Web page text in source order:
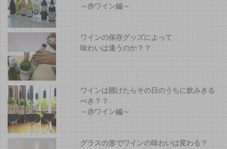
～赤ワイン編～
ワインの保存グッズによって
味わいは違うのか？？
ワインは開けたらその日のうちに飲みきる
べき？？
～赤ワイン編～
グラスの形でワインの味わいは変わる？